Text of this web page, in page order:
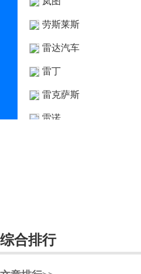
劳斯莱斯
雷达汽车
雷丁
雷克萨斯
雷诺
凌宝汽车
综合排行